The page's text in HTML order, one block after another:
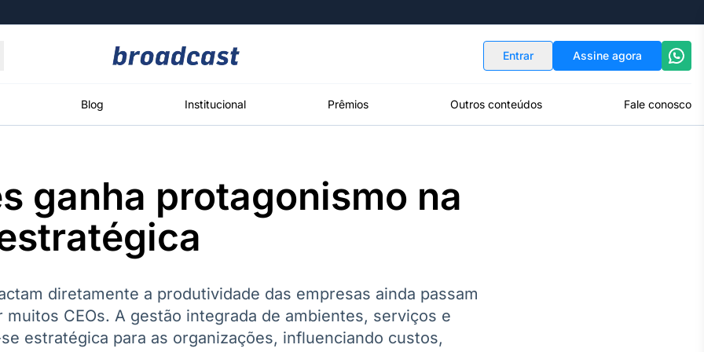
Entrar Assine agora
Blog Institucional Prêmios Outros conteúdos Fale conosco
Broadcast
Político
Os bastidores da
Energia
O setor de
White Label
Plataforma para
Broadcast
Broadcast
Broadcast
Broadcast
ganha protagonismo na
diretamente a produtividade das empresas ainda passam
muitos CEOs. A gestão integrada de ambientes, serviços e
estratégica para as organizações, influenciando custos,